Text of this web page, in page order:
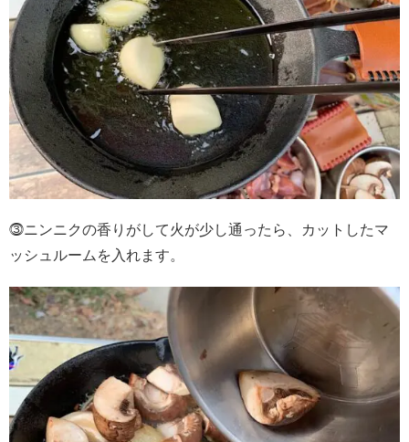
⓷ニンニクの香りがして火が少し通ったら、カットしたマ
ッシュルームを入れます。